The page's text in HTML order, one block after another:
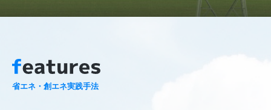
features
省エネ・創エネ実践手法